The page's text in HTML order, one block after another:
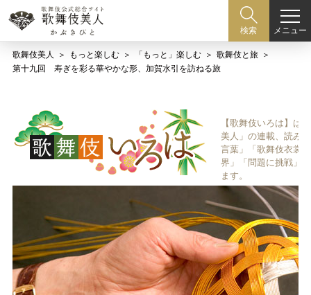
検索 メニュー
歌舞伎美人 もっと楽しむ 「もっと」楽しむ
歌舞伎と旅
第十九回 寿ぎを彩る華やかな形、加賀水引を訪ねる旅
【歌舞伎いろは】は
美人」の連載、読み
言葉」「歌舞伎衣裳
界」「問題に挑戦」
ます。